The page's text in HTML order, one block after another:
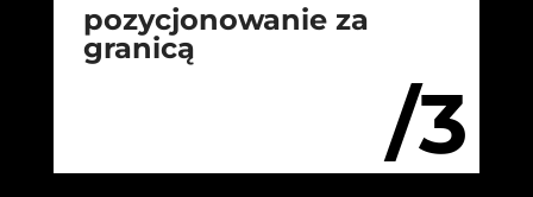
/3
pozycjonowanie za
granicą